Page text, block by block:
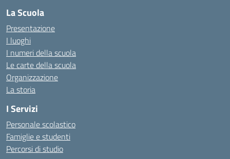
La Scuola
Presentazione
I luoghi
I numeri della scuola
Le carte della scuola
Organizzazione
La storia
I Servizi
Personale scolastico
Famiglie e studenti
Percorsi di studio